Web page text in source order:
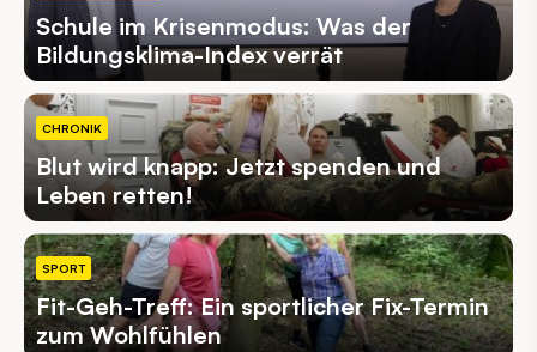
Schule im Krisenmodus: Was der
Bildungsklima-Index verrät
CHRONIK
Blut wird knapp: Jetzt spenden und
Leben retten!
SPORT
Fit-Geh-Treff: Ein sportlicher Fix-Termin
zum Wohlfühlen